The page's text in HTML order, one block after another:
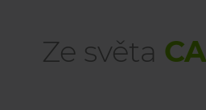
Ze světa